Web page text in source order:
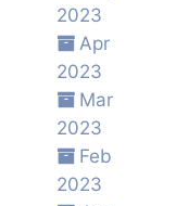
2023
Apr
2023
Mar
2023
Feb
2023